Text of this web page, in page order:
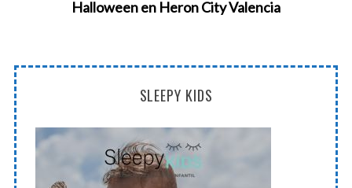
Halloween en Heron City Valencia
SLEEPY KIDS